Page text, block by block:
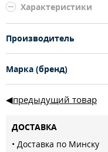
Характеристики
Производитель
Марка (бренд)
предыдущий товар
ДОСТАВКА
• Доставка по Минску